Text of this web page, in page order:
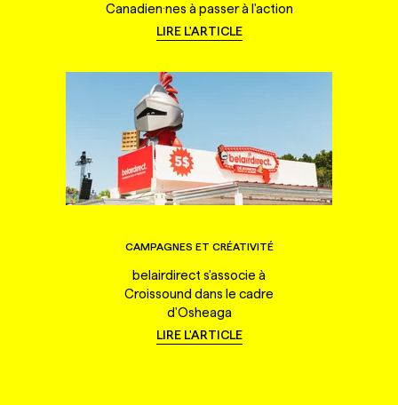
Canadien·nes à passer à l'action
LIRE L'ARTICLE
CAMPAGNES ET CRÉATIVITÉ
belairdirect s'associe à
Croissound dans le cadre
d'Osheaga
LIRE L'ARTICLE